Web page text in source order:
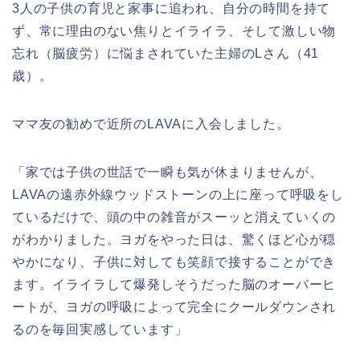
3人の子供の育児と家事に追われ、自分の時間を持て
ず、常に理由のない焦りとイライラ、そして激しい物
忘れ（脳疲労）に悩まされていた主婦のLさん（41
歳）。
ママ友の勧めで近所のLAVAに入会しました。
「家では子供の世話で一瞬も気が休まりませんが、
LAVAの遠赤外線ウッドストーンの上に座って呼吸をし
ているだけで、頭の中の雑音がスーッと消えていくの
がわかりました。ヨガをやった日は、驚くほど心が穏
やかになり、子供に対しても笑顔で接することができ
ます。イライラして爆発しそうだった脳のオーバーヒ
ートが、ヨガの呼吸によって完全にクールダウンされ
るのを毎回実感しています」